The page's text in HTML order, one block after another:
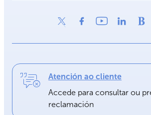
Atención ao cliente
Accede para consultar ou
reclamación